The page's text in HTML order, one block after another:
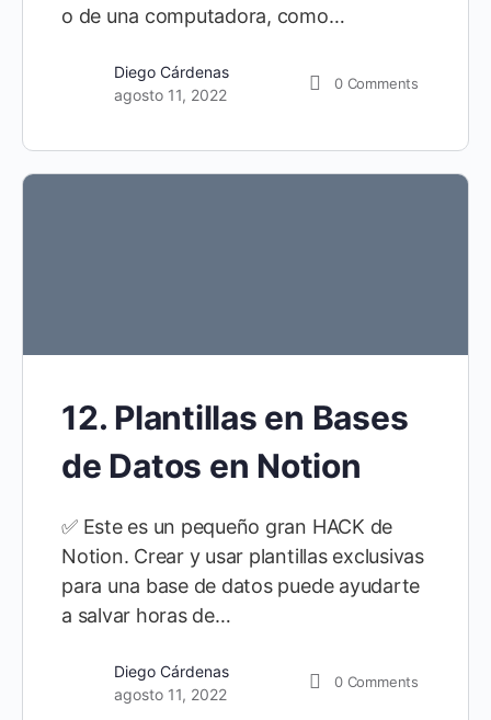
o de una computadora, como…
Diego Cárdenas
agosto 11, 2022
0 Comments
12. Plantillas en Bases
de Datos en Notion
✅ Este es un pequeño gran HACK de
Notion. Crear y usar plantillas exclusivas
para una base de datos puede ayudarte
a salvar horas de…
Diego Cárdenas
agosto 11, 2022
0 Comments